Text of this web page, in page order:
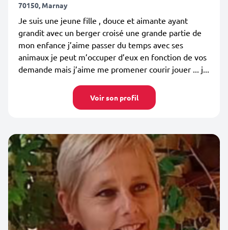
70150, Marnay
Je suis une jeune fille , douce et aimante ayant
grandit avec un berger croisé une grande partie de
mon enfance j’aime passer du temps avec ses
animaux je peut m’occuper d’eux en fonction de vos
demande mais j’aime me promener courir jouer ... j...
Voir son profil